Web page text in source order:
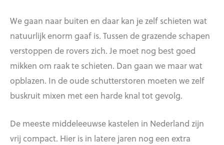
We gaan naar buiten en daar kan je zelf schieten wat
natuurlijk enorm gaaf is. Tussen de grazende schapen
verstoppen de rovers zich. Je moet nog best goed
mikken om raak te schieten. Dan gaan we maar wat
opblazen. In de oude schutterstoren moeten we zelf
buskruit mixen met een harde knal tot gevolg.
De meeste middeleeuwse kastelen in Nederland zijn
vrij compact. Hier is in latere jaren nog een extra